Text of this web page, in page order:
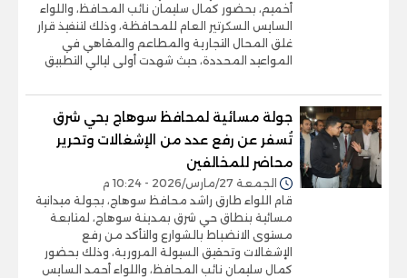
أخميم، بحضور كمال سليمان نائب المحافظ، واللواء
السايس السكرتير العام للمحافظة، وذلك لتنفيذ قرار
غلق المحال التجارية والمطاعم والمقاهي في
المواعيد المحددة، حيث شهدت أولى ليالي التطبيق
جولة مسائية لمحافظ سوهاج بحي شرق
تُسفر عن رفع عدد من الإشغالات وتحرير
محاضر للمخالفين
الجمعة 27/مارس/2026 - 10:24 م
قام اللواء طارق راشد محافظ سوهاج، بجولة ميدانية
مسائية بنطاق حي شرق بمدينة سوهاج، لمتابعة
مستوى الانضباط بالشوارع والتأكد من رفع
الإشغالات وتحقيق السيولة المرورية، وذلك بحضور
كمال سليمان نائب المحافظ، واللواء أحمد السايس